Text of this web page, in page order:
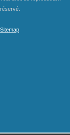
réservé.
Sitemap